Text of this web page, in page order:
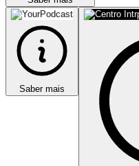
Saber mais